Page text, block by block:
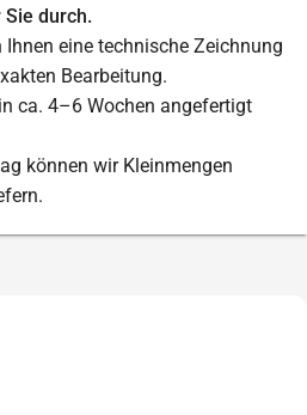
durch.
eine technische Zeichnung
Bearbeitung.
ca. 4–6 Wochen angefertigt
können wir Kleinmengen